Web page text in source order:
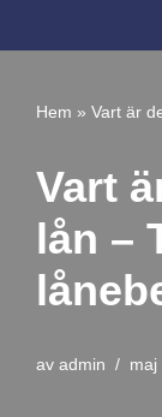
innehåll
Hem » Vart är
Vart
lån –
av admin maj